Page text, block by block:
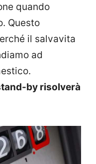
quando
Questo
il salvavita
ad
by risolverà